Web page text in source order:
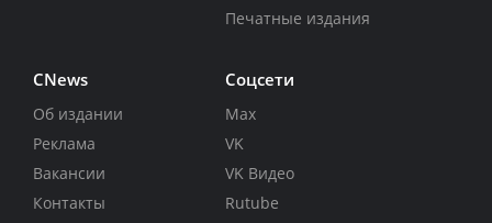
Печатные издания
CNews
Об издании
Реклама
Вакансии
Контакты
Соцсети
Max
VK
VK Видео
Rutube